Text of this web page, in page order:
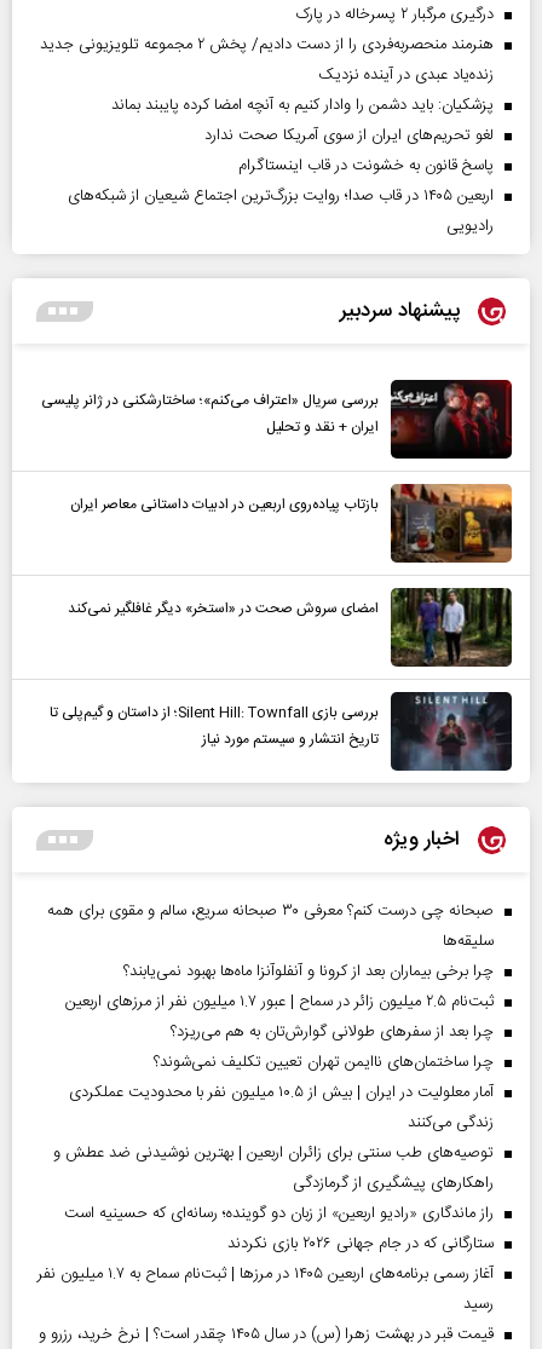
درگیری مرگبار ۲ پسرخاله در پارک
هنرمند منحصر‌به‌فردی را از دست دادیم/ پخش ۲ مجموعه تلویزیونی جدید
زنده‌یاد عبدی در آینده نزدیک
پزشکیان: باید دشمن را وادار کنیم به آنچه امضا کرده پایبند بماند
لغو تحریم‌های ایران از سوی آمریکا صحت ندارد
پاسخ قانون به خشونت در قاب اینستاگرام
اربعین ۱۴۰۵ در قاب صدا؛ روایت بزرگ‌ترین اجتماع شیعیان از شبکه‌های
رادیویی
پیشنهاد سردبیر
بررسی سریال «اعتراف می‌کنم»؛ ساختارشکنی در ژانر پلیسی
ایران + نقد و تحلیل
بازتاب پیاده‌روی اربعین در ادبیات داستانی معاصر ایران
امضای سروش صحت در «استخر» دیگر غافلگیر نمی‌کند
بررسی بازی Silent Hill: Townfall؛ از داستان و گیم‌پلی تا
تاریخ انتشار و سیستم مورد نیاز
اخبار ویژه
صبحانه چی درست کنم؟ معرفی ۳۰ صبحانه سریع، سالم و مقوی برای همه
سلیقه‌ها
چرا برخی بیماران بعد از کرونا و آنفلوآنزا ماه‌ها بهبود نمی‌یابند؟
ثبت‌نام ۲.۵ میلیون زائر در سماح | عبور ۱.۷ میلیون نفر از مرز‌های اربعین
چرا بعد از سفرهای طولانی گوارش‌تان به هم می‌ریزد؟
چرا ساختمان‌های ناایمن تهران تعیین تکلیف نمی‌شوند؟
آمار معلولیت در ایران | بیش از ۱۰.۵ میلیون نفر با محدودیت عملکردی
زندگی می‌کنند
توصیه‌های طب سنتی برای زائران اربعین | بهترین نوشیدنی ضد عطش و
راهکارهای پیشگیری از گرمازدگی
راز ماندگاری «رادیو اربعین» از زبان دو گوینده؛ رسانه‌ای که حسینیه است
ستارگانی که در جام جهانی ۲۰۲۶ بازی نکردند
آغاز رسمی برنامه‌های اربعین ۱۴۰۵ در مرز‌ها | ثبت‌نام سماح به ۱.۷ میلیون نفر
رسید
قیمت قبر در بهشت زهرا (س) در سال ۱۴۰۵ چقدر است؟ | نرخ خرید، رزرو و